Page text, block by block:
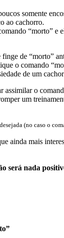
somente
ao cachorro.
“morto”
de “morto”
o comando
de um
o
um
(no caso o
ainda mais
será nada